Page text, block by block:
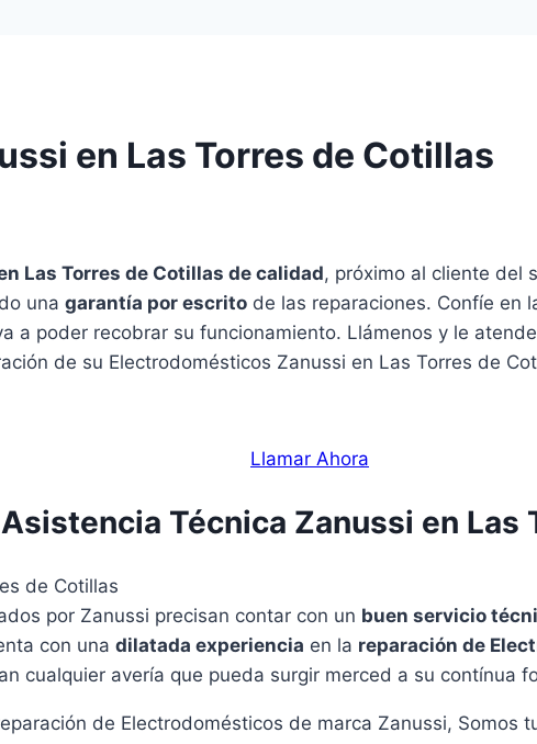
en Las Torres de Cotillas
Las Torres de Cotillas de calidad, próximo al cliente del
una garantía por escrito de las reparaciones. Confíe en
a poder recobrar su funcionamiento. Llámenos y le
de su Electrodomésticos Zanussi en Las Torres de
Llamar Ahora
Técnica Zanussi en Las
por Zanussi precisan contar con un buen servicio
con una dilatada experiencia en la reparación de
cualquier avería que pueda surgir merced a su contínua
de Electrodomésticos de marca Zanussi, Somos